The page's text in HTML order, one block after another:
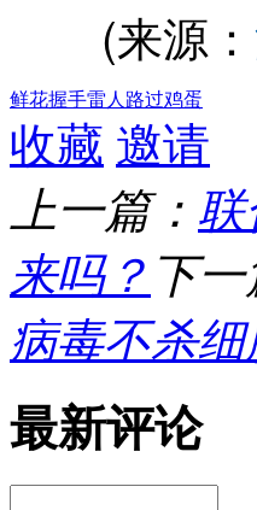
(来源：
鲜花握手雷人 路过鸡蛋
收藏 邀请
上一篇： 联
来吗？ 下一
病毒不杀细
最新评论